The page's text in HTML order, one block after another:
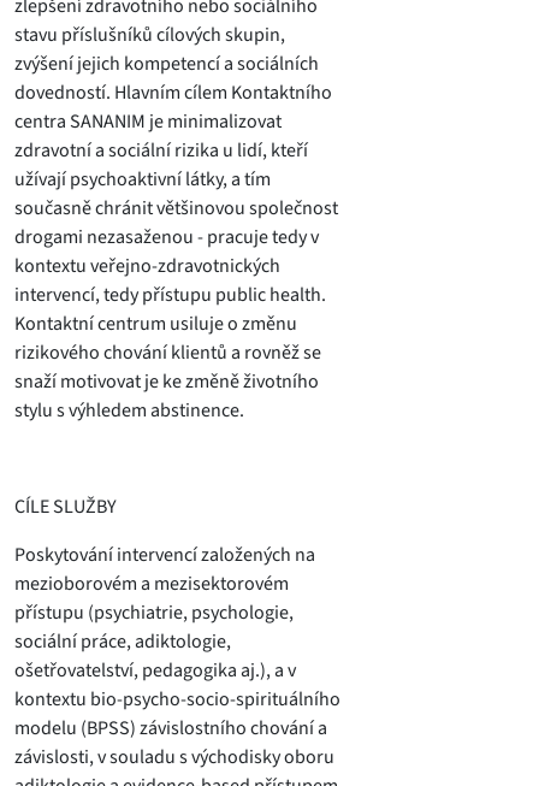
zlepšení zdravotního nebo sociálního
stavu příslušníků cílových skupin,
zvýšení jejich kompetencí a sociálních
dovedností. Hlavním cílem Kontaktního
centra SANANIM je minimalizovat
zdravotní a sociální rizika u lidí, kteří
užívají psychoaktivní látky, a tím
současně chránit většinovou společnost
drogami nezasaženou - pracuje tedy v
kontextu veřejno-zdravotnických
intervencí, tedy přístupu public health.
Kontaktní centrum usiluje o změnu
rizikového chování klientů a rovněž se
snaží motivovat je ke změně životního
stylu s výhledem abstinence.
CÍLE SLUŽBY
Poskytování intervencí založených na
mezioborovém a mezisektorovém
přístupu (psychiatrie, psychologie,
sociální práce, adiktologie,
ošetřovatelství, pedagogika aj.), a v
kontextu bio-psycho-socio-spirituálního
modelu (BPSS) závislostního chování a
závislosti, v souladu s východisky oboru